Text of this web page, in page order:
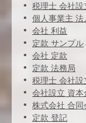
税理士 会社設
個人事業主 法
会社 利益
定款 サンプル
会社 定款
定款 法務局
税理士 会社設
会社設立 資本
株式会社 合同
定款 登記